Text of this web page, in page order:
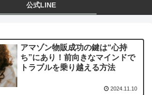
公式LINE
アマゾン物販成功の鍵は“心持
ち”にあり！前向きなマインドで
トラブルを乗り越える方法
2024.11.10